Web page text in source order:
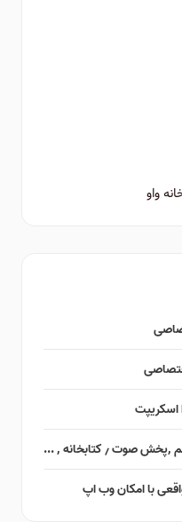
واو
با امکان وب اپ